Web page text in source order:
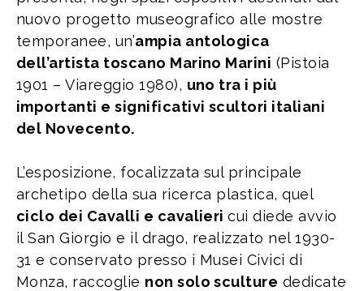
nuovo progetto museografico alle mostre
temporanee, un’ampia antologica
dell’artista toscano Marino Marini (Pistoia
1901 – Viareggio 1980), uno tra i più
importanti e significativi scultori italiani
del Novecento.
L’esposizione, focalizzata sul principale
archetipo della sua ricerca plastica, quel
ciclo dei Cavalli e cavaliericui diede avvio
il San Giorgio e il drago, realizzato nel 1930-
31 e conservato presso i Musei Civici di
Monza, raccoglie non solo sculture dedicate